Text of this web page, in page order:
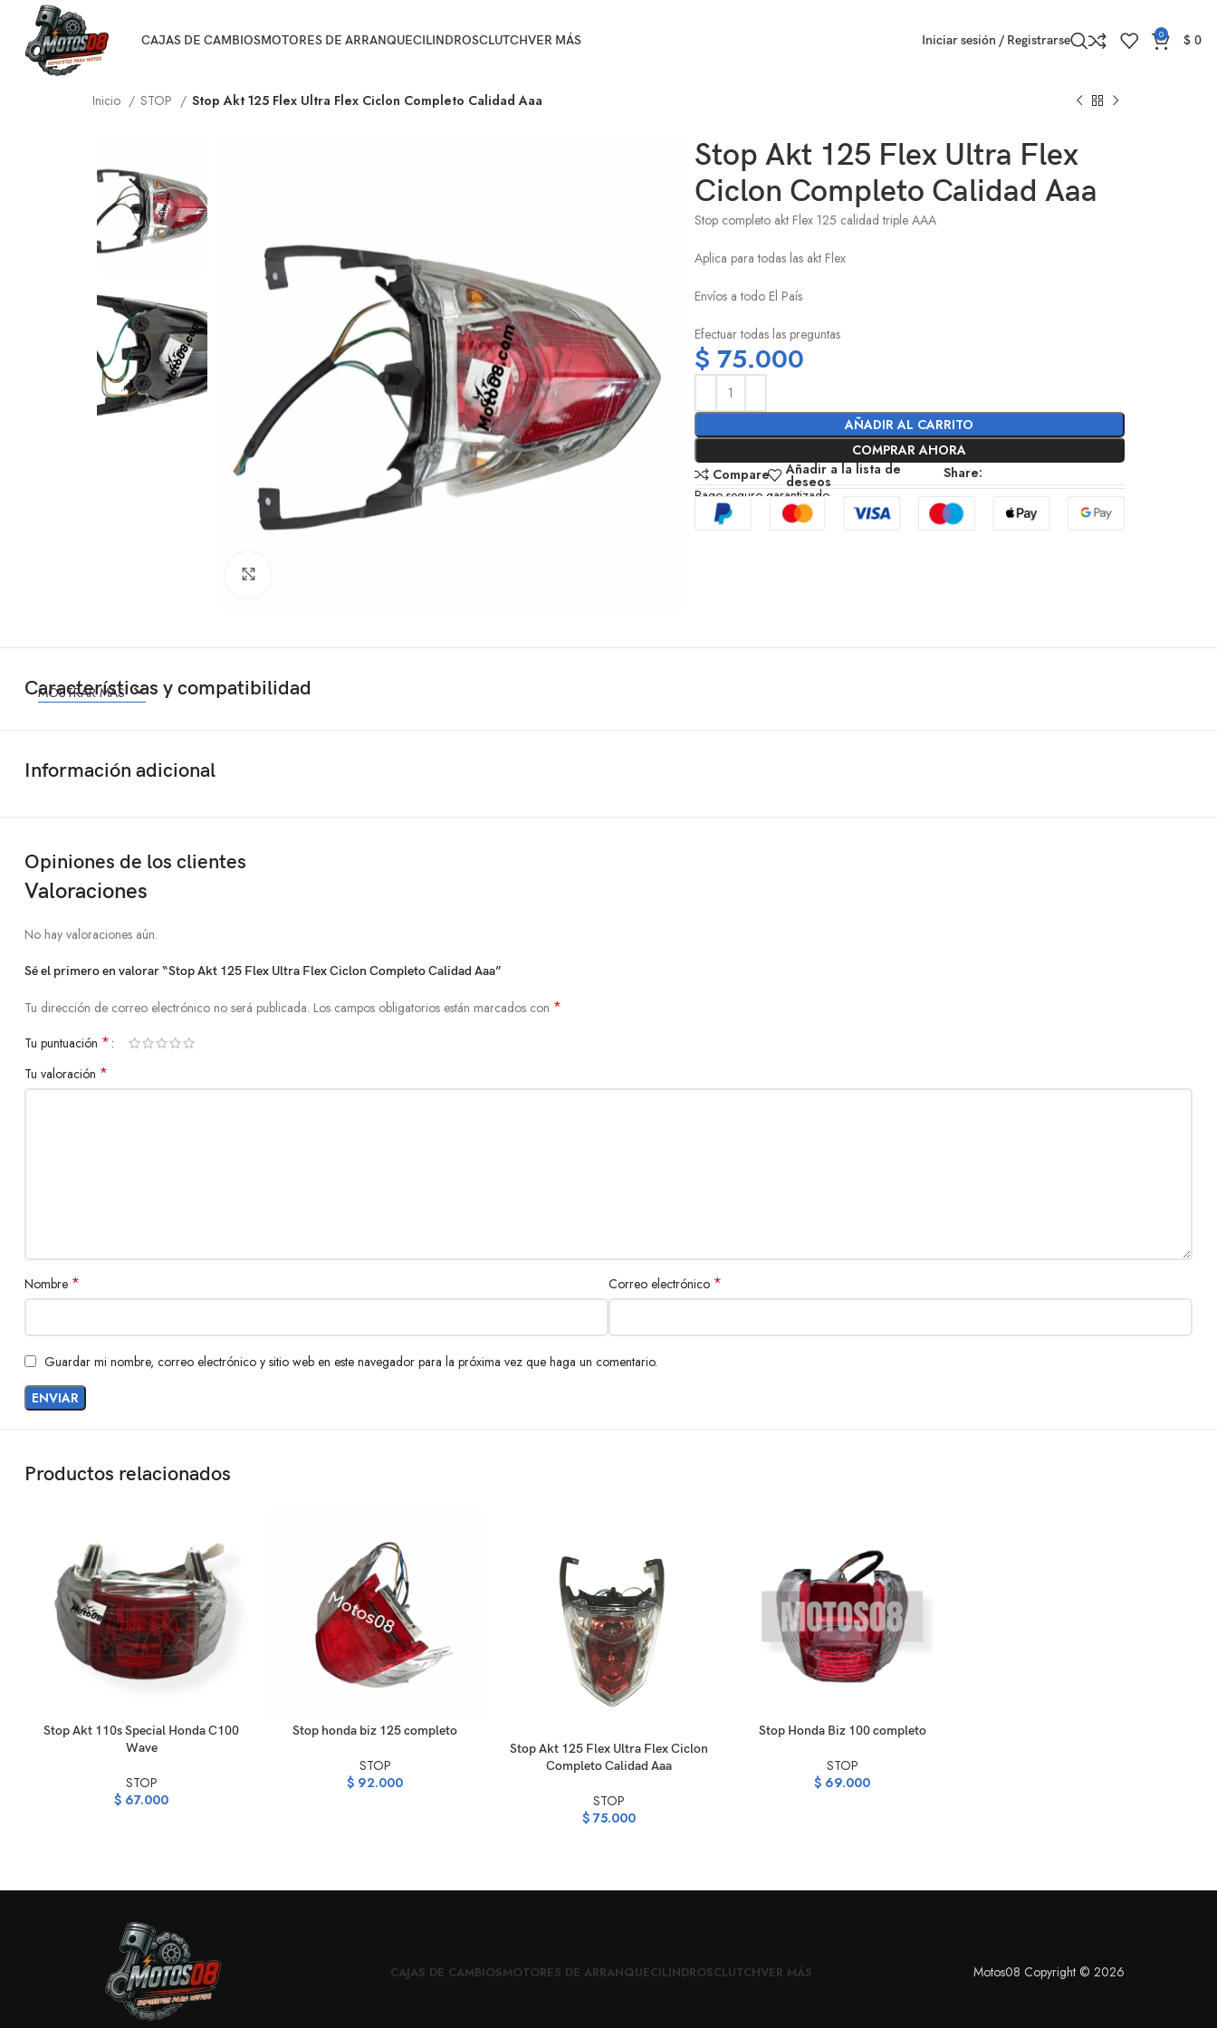
CAJAS DE CAMBIOSMOTORES DE ARRANQUECILINDROSCLUTCHVER MÁS Iniciar sesión / Registrarse 0 $ 0
Inicio STOP Stop Akt 125 Flex Ultra Flex Ciclon Completo Calidad Aaa
Stop Akt 125 Flex Ultra Flex
Ciclon Completo Calidad Aaa
Stop completo akt Flex 125 calidad triple AAA
Aplica para todas las akt Flex
Envíos a todo El País
Efectuar todas las preguntas
$ 75.000
AÑADIR AL CARRITO
COMPRAR AHORA
Compare
Añadir a la lista de
deseos
Share:
Pago seguro garantizado
Características y compatibilidad
MOSTRAR MÁS
Información adicional
Opiniones de los clientes
Valoraciones
No hay valoraciones aún.
Sé el primero en valorar “Stop Akt 125 Flex Ultra Flex Ciclon Completo Calidad Aaa”
Tu dirección de correo electrónico no será publicada. Los campos obligatorios están marcados con *
Tu puntuación *
Tu valoración *
Nombre * Correo electrónico *
Guardar mi nombre, correo electrónico y sitio web en este navegador para la próxima vez que haga un comentario.
Productos relacionados
AÑADIR AL CARRITO
Stop Akt 110s Special Honda C100
Wave
STOP
$ 67.000
AÑADIR AL CARRITO
Stop honda biz 125 completo
STOP
$ 92.000
AÑADIR AL CARRITO
Stop Akt 125 Flex Ultra Flex Ciclon
Completo Calidad Aaa
STOP
$75.000
AÑADIR AL CARRITO
Stop Honda Biz 100 completo
STOP
$ 69.000
CAJAS DE CAMBIOSMOTORES DE ARRANQUECILINDROSCLUTCHVER MÁS Motos08 Copyright © 2026